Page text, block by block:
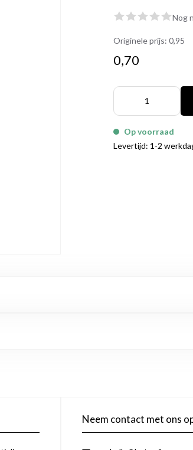
Nog
Originele prijs:0,95
0,70
Op voorraad
Levertijd: 1-2
Neem contact met ons